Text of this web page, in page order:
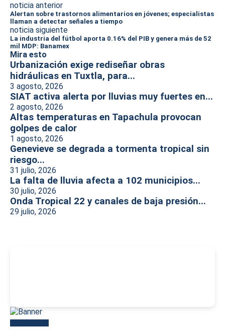
noticia anterior
Alertan sobre trastornos alimentarios en jóvenes; especialistas
llaman a detectar señales a tiempo
noticia siguiente
La industria del fútbol aporta 0.16% del PIB y genera más de 52
mil MDP: Banamex
Mira esto
Urbanización exige rediseñar obras
hidráulicas en Tuxtla, para...
3 agosto, 2026
SIAT activa alerta por lluvias muy fuertes en...
2 agosto, 2026
Altas temperaturas en Tapachula provocan
golpes de calor
1 agosto, 2026
Genevieve se degrada a tormenta tropical sin
riesgo...
31 julio, 2026
La falta de lluvia afecta a 102 municipios...
30 julio, 2026
Onda Tropical 22 y canales de baja presión...
29 julio, 2026